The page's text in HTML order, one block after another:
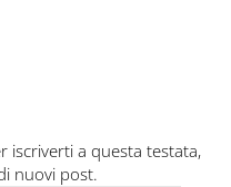
iscriverti a questa testata,
nuovi post.